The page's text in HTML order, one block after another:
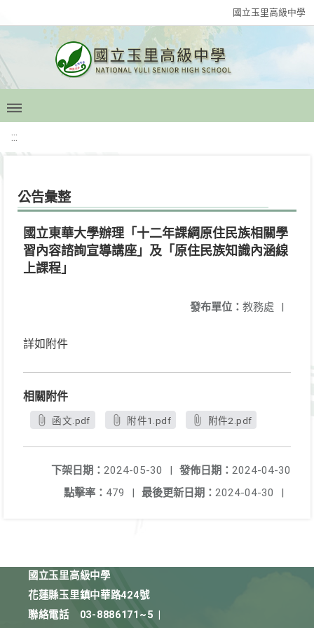
國立玉里高級中學
:::
公告彙整
國立東華大學辦理「十二年課綱原住民族相關學
習內容諮詢宣導講座」及「原住民族知識內涵線
上課程」
發布單位： 教務處 |
詳如附件
相關附件
函文.pdf 附件1.pdf 附件2.pdf
發佈日期： 2024-04-30
下架日期： 2024-05-30
|
最後更新日期： 2024-04-30 |
點擊率： 479 |
國立玉里高級中學
花蓮縣玉里鎮中華路424號
聯絡電話
03-8886171~5